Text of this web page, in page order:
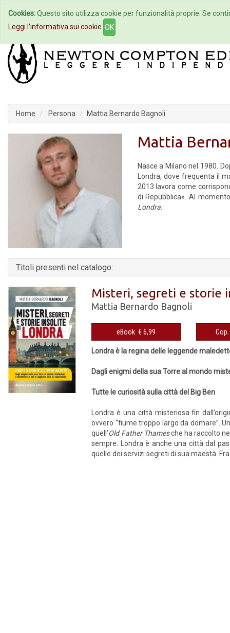
Home Autori Eventi
Home Persona Mattia Bernardo Bagnoli
Mattia
Nasce a Milano nel 1980.
Londra, dove frequenta il
2013 lavora come
di Repubblica». Al
Londra.
Titoli presenti nel catalogo:
Misteri, segreti e storie
Mattia Bernardo Bagnoli
eBook € 6,99
Londra è la regina delle leggende
Dagli enigmi della sua Torre al mondo
Tutte le curiosità sulla città del Big Ben
Londra è una città misteriosa fin
ovvero “fiume troppo largo da domare”.
quell’Old Father Thamesche ha raccolto
sempre. Londra è anche una città dal
quelle dei servizi segreti di sua maestà.
Cookies:Questo sito utilizza cookie per funzionalità proprie. Se
Leggi l'informativa sui cookie OK